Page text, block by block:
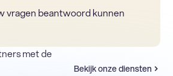
vragen beantwoord kunnen
met de
Bekijk onze diensten